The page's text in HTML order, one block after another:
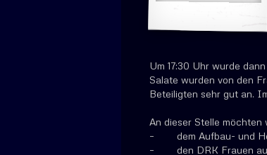
Um 17:30 Uhr wurde
Salate wurden von den
Beteiligten sehr gut an.
An dieser Stelle möchten
– dem Aufbau- und
– den DRK Frauen